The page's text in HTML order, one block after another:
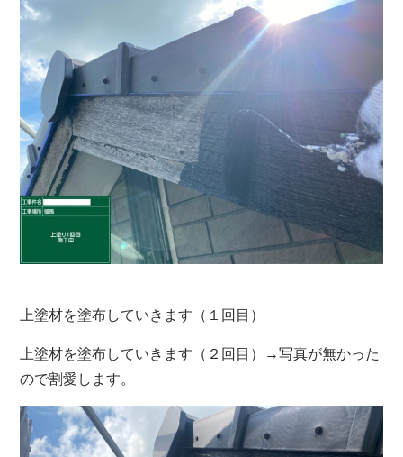
上塗材を塗布していきます（１回目）
上塗材を塗布していきます（２回目）→写真が無かった
ので割愛します。